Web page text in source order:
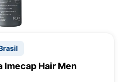
Imecap Hair Men